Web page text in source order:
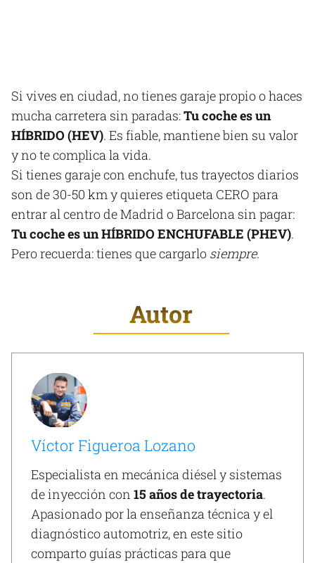
Si vives en ciudad, no tienes garaje propio o haces
mucha carretera sin paradas:Tu coche es un
HÍBRIDO (HEV). Es fiable, mantiene bien su valor
y no te complica la vida.
Si tienes garaje con enchufe, tus trayectos diarios
son de 30-50 km y quieres etiqueta CERO para
entrar al centro de Madrid o Barcelona sin pagar:
Tu coche es un HÍBRIDO ENCHUFABLE (PHEV).
Pero recuerda: tienes que cargarlo siempre.
Autor
Víctor Figueroa Lozano
Especialista en mecánica diésel y sistemas
de inyección con 15 años de trayectoria.
Apasionado por la enseñanza técnica y el
diagnóstico automotriz, en este sitio
comparto guías prácticas para que